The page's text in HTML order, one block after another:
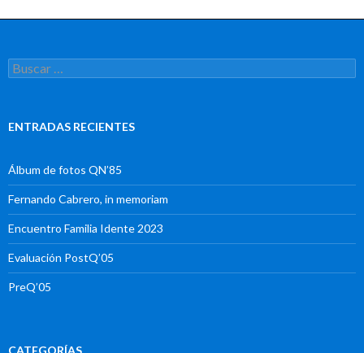
Buscar:
ENTRADAS RECIENTES
Álbum de fotos QN’85
Fernando Cabrero, in memoriam
Encuentro Familia Idente 2023
Evaluación PostQ’05
PreQ’05
CATEGORÍAS